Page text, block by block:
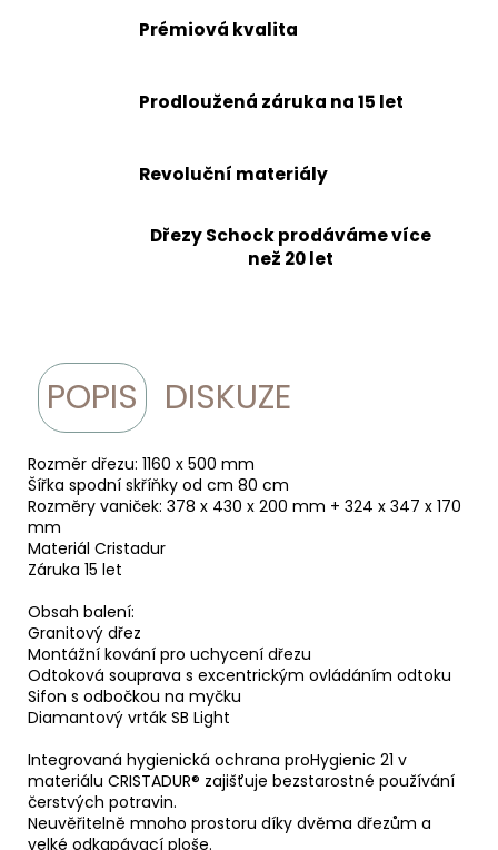
Prémiová kvalita
Prodloužená záruka na 15 let
Revoluční materiály
Dřezy Schock prodáváme více
než 20 let
POPIS DISKUZE
Rozměr dřezu: 1160 x 500 mm
Šířka spodní skříňky od cm 80 cm
Rozměry vaniček: 378 x 430 x 200 mm + 324 x 347 x 170
mm
Materiál Cristadur
Záruka 15 let
Obsah balení:
Granitový dřez
Montážní kování pro uchycení dřezu
Odtoková souprava s excentrickým ovládáním odtoku
Sifon s odbočkou na myčku
Diamantový vrták SB Light
Integrovaná hygienická ochrana proHygienic 21 v
materiálu CRISTADUR® zajišťuje bezstarostné používání
čerstvých potravin.
Neuvěřitelně mnoho prostoru díky dvěma dřezům a
velké odkapávací ploše.